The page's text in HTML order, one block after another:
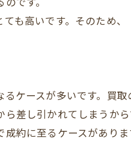
も高いです。そのため
ケースが多いです。買
差し引かれてしまうから
約に至るケースがあり